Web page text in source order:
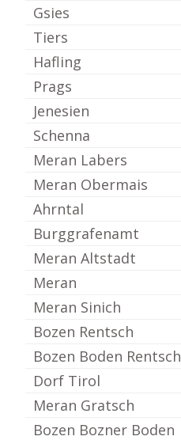
Gsies
Tiers
Hafling
Prags
Jenesien
Schenna
Meran Labers
Meran Obermais
Ahrntal
Burggrafenamt
Meran Altstadt
Meran
Meran Sinich
Bozen Rentsch
Bozen Boden Rentsch
Dorf Tirol
Meran Gratsch
Bozen Bozner Boden